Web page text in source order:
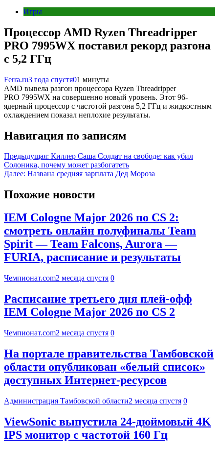
Игры
Процессор AMD Ryzen Threadripper
PRO 7995WX поставил рекорд разгона
с 5,2 ГГц
Ferra.ru3 года спустя01 минуты
AMD вывела разгон процессора Ryzen Threadripper
PRO 7995WX на совершенно новый уровень. Этот 96-
ядерный процессор с частотой разгона 5,2 ГГц и жидкостным
охлаждением показал неплохие результаты.
Навигация по записям
Предыдущая: Киллер Саша Солдат на свободе: как убил
Солоника, почему может разбогатеть
Далее: Названа средняя зарплата Дед Мороза
Похожие новости
IEM Cologne Major 2026 по CS 2:
смотреть онлайн полуфиналы Team
Spirit — Team Falcons, Aurora —
FURIA, расписание и результаты
Чемпионат.com2 месяца спустя 0
Расписание третьего дня плей-офф
IEM Cologne Major 2026 по CS 2
Чемпионат.com2 месяца спустя 0
На портале правительства Тамбовской
области опубликован «белый список»
доступных Интернет-ресурсов
Администрация Тамбовской области2 месяца спустя 0
ViewSonic выпустила 24-дюймовый 4K
IPS монитор с частотой 160 Гц